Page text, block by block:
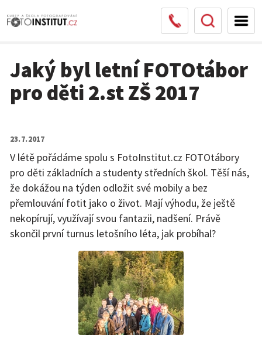
Jaký byl letní FOTOtábor
pro děti 2.st ZŠ 2017
23. 7. 2017
V létě pořádáme spolu s FotoInstitut.cz FOTOtábory
pro děti základních a studenty středních škol. Těší nás,
že dokážou na týden odložit své mobily a bez
přemlouvání fotit jako o život. Mají výhodu, že ještě
nekopírují, využívají svou fantazii, nadšení. Právě
skončil první turnus letošního léta, jak probíhal?